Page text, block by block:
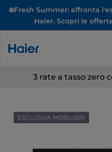
❄️Fresh Summer: affronta
Haier. Scopri le
3 rate a tasso zero
ESCLUSIVA MOBILIERI